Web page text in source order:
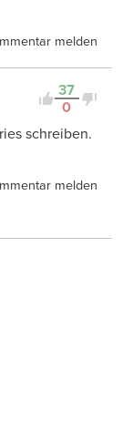
melden
37
0
schreiben.
melden